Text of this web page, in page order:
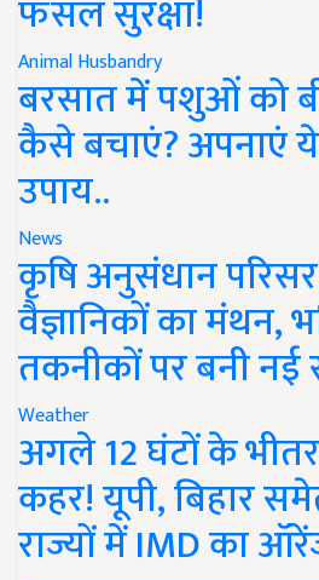
फसल सुरक्षा!
Animal Husbandry
बरसात में पशुओं को
कैसे बचाएं? अपनाएं
उपाय..
News
कृषि अनुसंधान
वैज्ञानिकों का मंथन,
तकनीकों पर बनी नई
Weather
अगले 12 घंटों के
कहर! यूपी, बिहार
राज्यों में IMD का